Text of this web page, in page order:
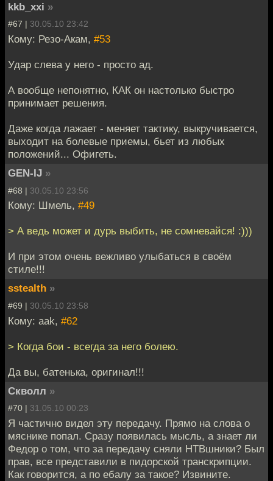
kkb_xxi »
#67 | 30.05.10 23:42
Кому: Резо-Акам, #53
Удар слева у него - просто ад.
А вообще непонятно, КАК он настолько быстро
принимает решения.
Даже когда лажает - меняет тактику, выкручивается,
выходит на болевые приемы, бьет из любых
положений... Офигеть.
GEN-IJ »
#68 | 30.05.10 23:56
Кому: Шмель, #49
> А ведь может и дурь выбить, не сомневайся! :)))
И при этом очень вежливо улыбаться в своём
стиле!!!
sstealth »
#69 | 30.05.10 23:58
Кому: aak, #62
> Когда бои - всегда за него болею.
Да вы, батенька, оригинал!!!
Скволл »
#70 | 31.05.10 00:23
Я частично видел эту передачу. Прямо на слова о
мяснике попал. Сразу появилась мысль, а знает ли
Федор о том, что за передачу сняли НТВшники? Был
прав, все представили в пидорской транскрипции.
Как говорится, а по ебалу за такое? Извините.